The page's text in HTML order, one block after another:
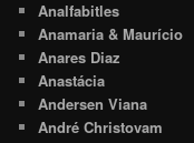
Analfabitles
Anamaria & Maurício
Anares Diaz
Anastácia
Andersen Viana
André Christovam